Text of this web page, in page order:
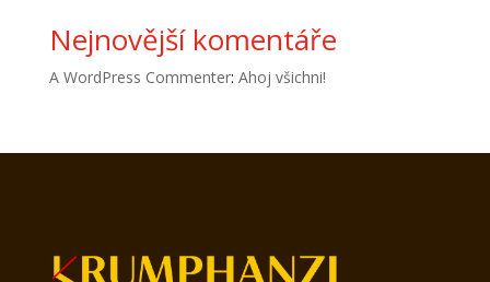
Nejnovější komentáře
A WordPress Commenter: Ahoj všichni!